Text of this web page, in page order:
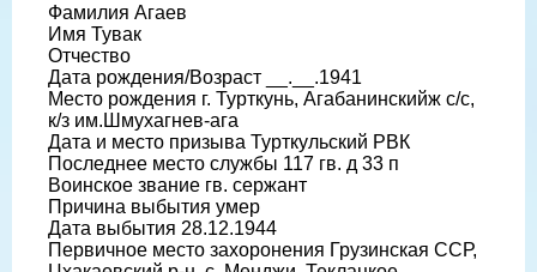
Фамилия Агаев
Имя Тувак
Отчество
Дата рождения/Возраст __.__.1941
Место рождения г. Турткунь, Агабанинскийж с/с,
к/з им.Шмухагнев-ага
Дата и место призыва Турткульский РВК
Последнее место службы 117 гв. д 33 п
Воинское звание гв. сержант
Причина выбытия умер
Дата выбытия 28.12.1944
Первичное место захоронения Грузинская ССР,